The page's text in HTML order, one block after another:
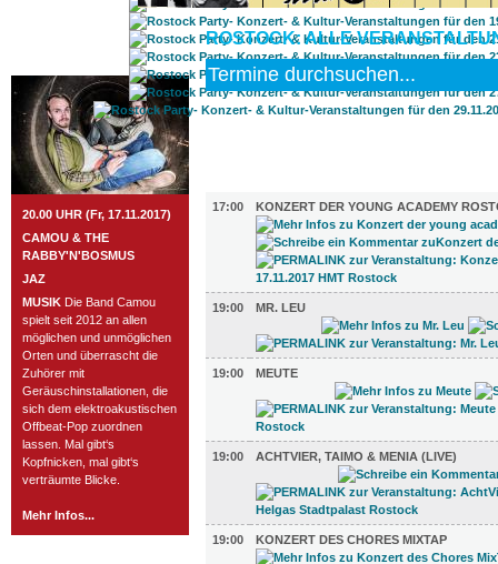
ROSTOCK TAGESTIPP
20.00 UHR (Fr, 17.11.2017)
CAMOU & THE
RABBY'N'BOSMUS
JAZ
MUSIK Die Band Camou
spielt seit 2012 an allen
möglichen und unmöglichen
Orten und überrascht die
Zuhörer mit
Geräuschinstallationen, die
sich dem elektroakustischen
Offbeat-Pop zuordnen
lassen. Mal gibt‘s
Kopfnicken, mal gibt‘s
verträumte Blicke.
Mehr Infos...
ROSTOCK: ALLE
17:00
KONZERT DER YOUNG ACADEMY
19:00 MR. LEU
19:00 MEUTE
19:00 ACHTVIER, TAIMO & MENIA (LIVE)
19:00 KONZERT DES CHORES MIXTAP